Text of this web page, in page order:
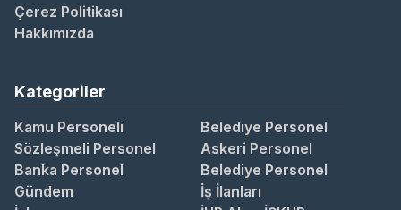
Çerez Politikası
Hakkımızda
Kategoriler
Kamu Personeli
Belediye Personel
Sözleşmeli Personel
Askeri Personel
Banka Personel
Belediye Personel
Gündem
İş İlanları